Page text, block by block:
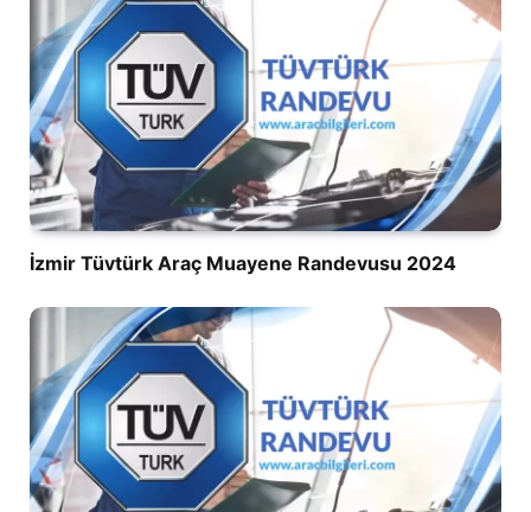
İzmir Tüvtürk Araç Muayene Randevusu 2024